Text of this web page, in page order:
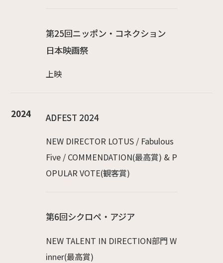
第25回ニッポン・コネクション
日本映画祭
上映
2024 ADFEST 2024
NEW DIRECTOR LOTUS / Fabulous
Five / COMMENDATION(最高賞) & P
OPULAR VOTE(観客賞)
第6回シクロペ・アジア
NEW TALENT IN DIRECTION部門 W
inner(最高賞)